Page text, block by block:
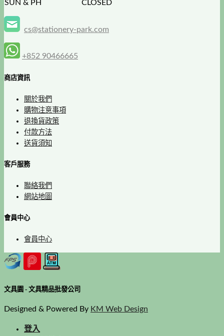
SUN & PH
CLOSED
cs@stationery-park.com
+852 90466665
商店資訊
關於我們
購物注意事項
退換貨政策
付款方法
送貨須知
客戶服務
聯絡我們
網站地圖
會員中心
會員中心
文具園 - 文具精品批發公司
Designed & Powered By KM Web Design
登入